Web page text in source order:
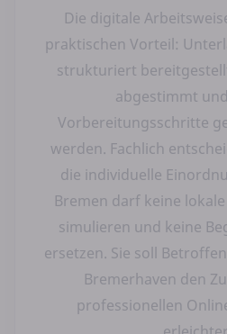
Die digitale
praktischen Vorteil:
strukturiert
abgestimmt
Vorbereitungsschritte
werden. Fachlich
die individuelle
Bremen darf keine
simulieren und keine
ersetzen. Sie soll
Bremerhaven den
professionellen